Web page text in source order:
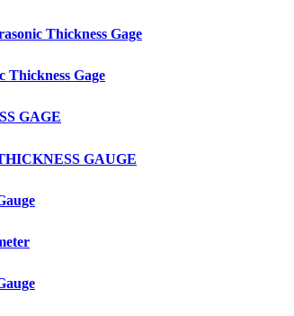
Thickness Gage
Gage
GAGE
GAUGE